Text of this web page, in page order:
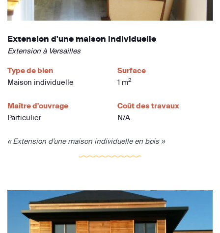
Extension d'une maison individuelle
Extension à Versailles
Type de bien
Maison individuelle
Surface
1 m2
Maître d'ouvrage
Particulier
Coût des travaux
N/A
« Extension d'une maison individuelle en bois »